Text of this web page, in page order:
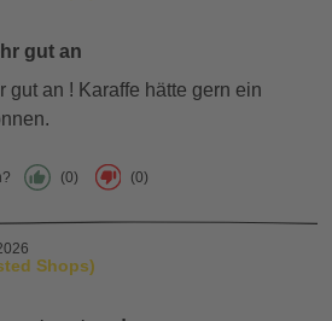
gut an
gut an ! Karaffe hätte gern ein
(0) (0)
Shops)